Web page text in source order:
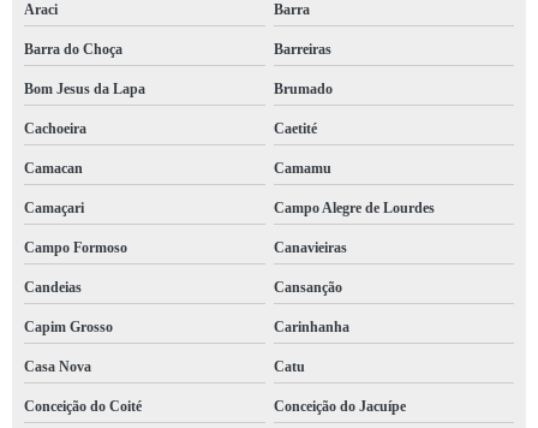
Araci Barra
Barra do Choça Barreiras
Bom Jesus da Lapa Brumado
Cachoeira Caetité
Camacan Camamu
Camaçari Campo Alegre de Lourdes
Campo Formoso Canavieiras
Candeias Cansanção
Capim Grosso Carinhanha
Casa Nova Catu
Conceição do Coité Conceição do Jacuípe